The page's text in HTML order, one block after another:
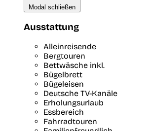
Modal schließen
Ausstattung
Alleinreisende
Bergtouren
Bettwäsche inkl.
Bügelbrett
Bügeleisen
Deutsche TV-Kanäle
Erholungsurlaub
Essbereich
Fahrradtouren